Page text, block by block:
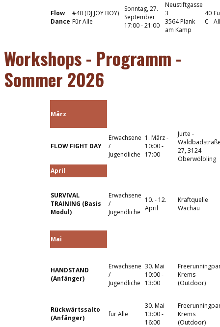
Flow
Dance
#40 (DJ JOY BOY)
Für Alle
Sonntag, 27.
September
17:00 - 21:00
Neustiftgasse
3
3564 Plank
am Kamp
40
€
Workshops - Programm - ​
Sommer 2026
März
FLOW FIGHT DAY
Erwachsene
/
Jugendliche
1. März -
10:00 -
17:00
Jurte -
27, 3124
Oberwölbling
April
SURVIVAL
TRAINING (Basis
Modul)
Erwachsene
/
Jugendliche
10. - 12.
April
Kraftquelle
Wachau
Mai
HANDSTAND
(Anfänger)
Erwachsene
/
Jugendliche
30. Mai
10:00 -
13:00
Krems
(Outdoor)
Rückwärtssalto
(Anfänger)
für Alle
30. Mai
13:00 -
16:00
Krems
(Outdoor)